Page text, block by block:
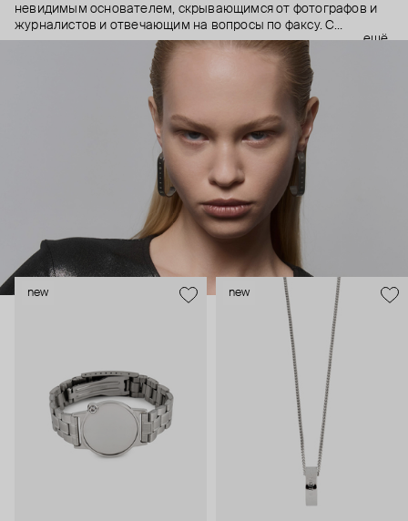
невидимым основателем, скрывающимся от фотографов и
журналистов и отвечающим на вопросы по факсу. С
бутиками, не отмеченными на картах и в телефонных книгах.
С моделями, замотанными в капрон, и небрежными белыми
швами в качестве опознавательного знака. Линия MM6
появилась в 1997 году. Она состояла из базовых моделей для
повседневного гардероба. С 2014 года ММ6 курировал Джон
Гальяно, а в 2025 его сменил бельгийский модельер Гленн
Мартенс. MM6 прямо-таки опережает моду и словно
иронизирует над современным искусством, разрушая
привычные формы и стереотипы.
ещё
new new